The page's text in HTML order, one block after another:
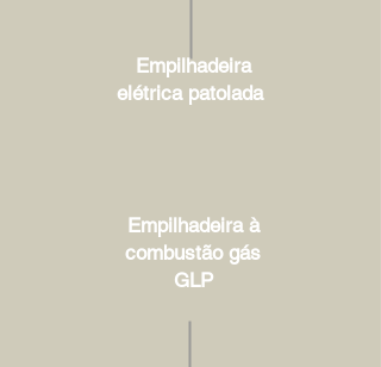
Empilhadeira
elétrica patolada
Empilhadeira à
combustão gás
GLP